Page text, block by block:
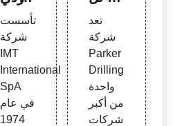
ت الح
فر ف
ي تون
س
تأسست
شركة
IMT
International
SpA
في عام
1974
بحري
في ال
عالم
2019
| النف
ط
تعد
شركة
Parker
Drilling
واحدة
من أكبر
شركات